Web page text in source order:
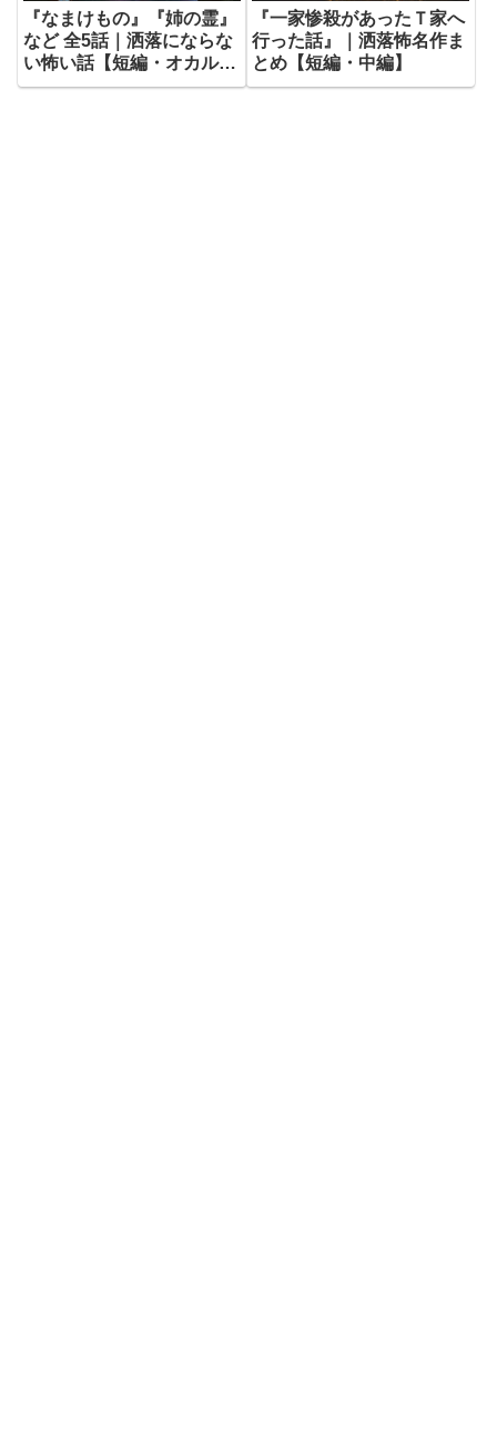
『なまけもの』『姉の霊』
など 全5話｜洒落にならな
い怖い話【短編・オカル
ト】
『一家惨殺があったＴ家へ
行った話』｜洒落怖名作ま
とめ【短編・中編】